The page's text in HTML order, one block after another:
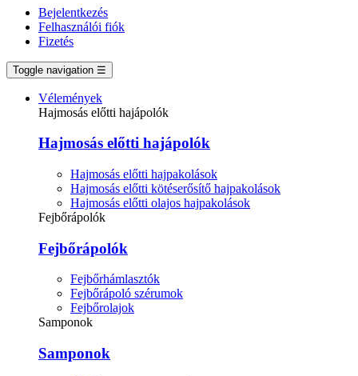
Bejelentkezés
Felhasználói fiók
Fizetés
Toggle navigation ☰
Vélemények
Hajmosás előtti hajápolók
Hajmosás előtti hajápolók
Hajmosás előtti hajpakolások
Hajmosás előtti kötéserősítő hajpakolások
Hajmosás előtti olajos hajpakolások
Fejbőrápolók
Fejbőrápolók
Fejbőrhámlasztók
Fejbőrápoló szérumok
Fejbőrolajok
Samponok
Samponok